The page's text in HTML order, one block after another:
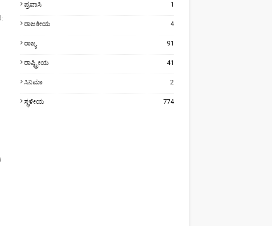
ಪ್ರವಾಸಿ 1
ರಾಜಕೀಯ 4
ರಾಜ್ಯ 91
ರಾಷ್ಟ್ರೀಯ 41
ಸಿನಿಮಾ 2
ಸ್ಥಳೀಯ 774